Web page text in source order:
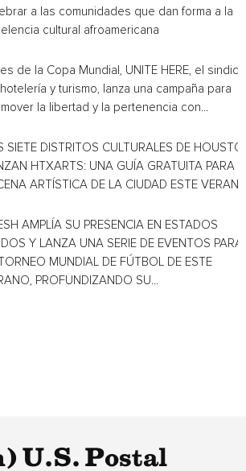
a las comunidades que dan forma a la
cultural afroamericana
de la Copa Mundial, UNITE HERE, el
y turismo, lanza una campaña para
la libertad y la pertenencia con...
SIETE DISTRITOS CULTURALES DE
HTXARTS: UNA GUÍA GRATUITA PARA
ARTÍSTICA DE LA CIUDAD ESTE
AMPLÍA SU PRESENCIA EN ESTADOS
Y LANZA UNA SERIE DE EVENTOS PARA
MUNDIAL DE FÚTBOL DE ESTE
PROFUNDIZANDO SU...
U.S. Postal